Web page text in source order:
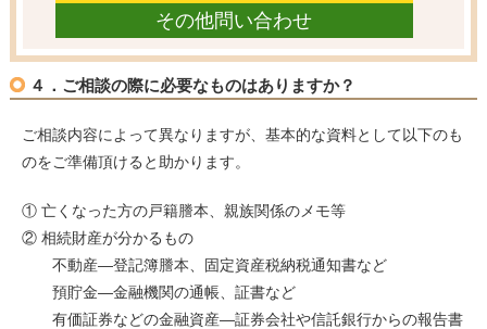
その他問い合わせ
４．ご相談の際に必要なものはありますか？
ご相談内容によって異なりますが、基本的な資料として以下のも
のをご準備頂けると助かります。
① 亡くなった方の戸籍謄本、親族関係のメモ等
② 相続財産が分かるもの
不動産―登記簿謄本、固定資産税納税通知書など
預貯金―金融機関の通帳、証書など
有価証券などの金融資産―証券会社や信託銀行からの報告書